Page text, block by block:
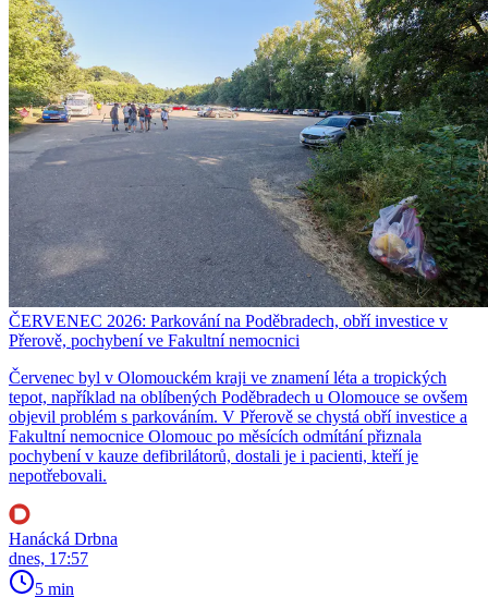
ČERVENEC 2026: Parkování na Poděbradech, obří investice v
Přerově, pochybení ve Fakultní nemocnici
Červenec byl v Olomouckém kraji ve znamení léta a tropických
tepot, například na oblíbených Poděbradech u Olomouce se ovšem
objevil problém s parkováním. V Přerově se chystá obří investice a
Fakultní nemocnice Olomouc po měsících odmítání přiznala
pochybení v kauze defibrilátorů, dostali je i pacienti, kteří je
nepotřebovali.
Hanácká Drbna
dnes, 17:57
5 min